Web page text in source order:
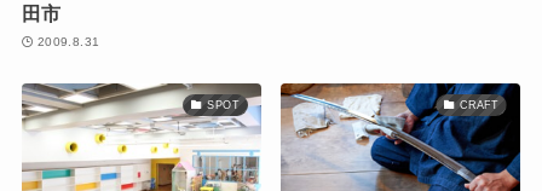
田市
2009.8.31
SPOT CRAFT